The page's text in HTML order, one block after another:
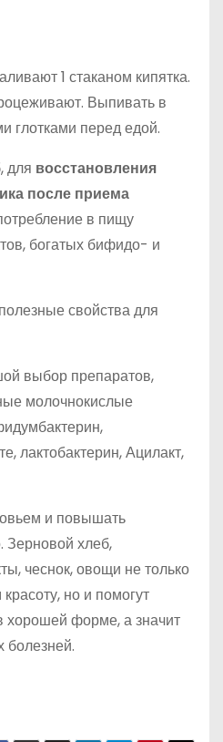
1 стаканом кипятка.
Выпивать в
глотками перед едой.
для восстановления
после приема
в пищу
богатых бифидо- и
свойства для
выбор препаратов,
молочнокислые
лактобактерин, Ацилакт,
и повышать
Зерновой хлеб,
чеснок, овощи не только
но и помогут
хорошей форме, а значит
болезней.